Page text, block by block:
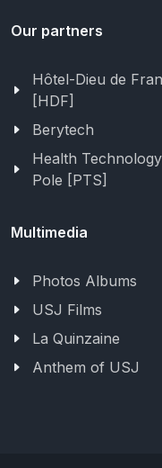
Our partners
Hôtel-Dieu de
[HDF]
Berytech
Health Technology
Pole [PTS]
Multimedia
Photos Albums
USJ Films
La Quinzaine
Anthem of USJ